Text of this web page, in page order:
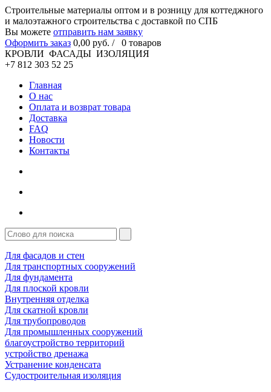
Cтроительные материалы оптом и в розницу для коттеджного
и малоэтажного строительства с доставкой по СПБ
Вы можете отправить нам заявку
Оформить заказ 0,00 руб. / 0 товаров
КРОВЛИ ФАСАДЫ ИЗОЛЯЦИЯ
+7 812 303 52 25
Главная
О нас
Оплата и возврат товара
Доставка
FAQ
Новости
Контакты
Для фасадов и стен
Для транспортных сооружений
Для фундамента
Для плоской кровли
Внутренняя отделка
Для скатной кровли
Для трубопроводов
Для промышленных сооружений
благоустройство территорий
устройство дренажа
Устранение конденсата
Судостроительная изоляция